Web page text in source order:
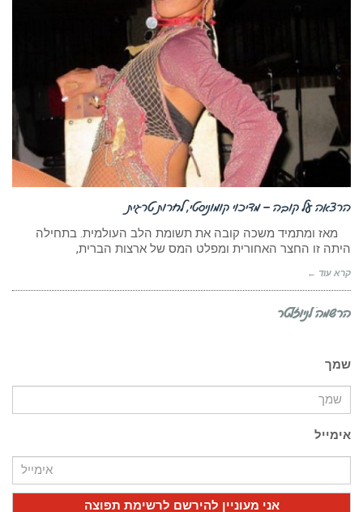
הרצאה על קובה – מדיכוי קומוניסטי, לחרות טרגית
מאז ומתמיד משכה קובה את תשומת הלב העולמית. בתחילה
היתה זו החצר האחורית ומפלט המס של ארצות הברית,
קרא עוד ←
הרשמה לניוזלטר
שמך
אימייל